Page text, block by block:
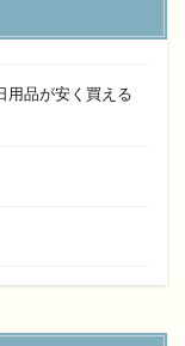
用品が安く買える